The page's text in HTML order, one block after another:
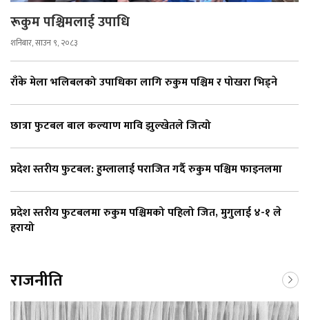
रूकुम पश्चिमलाई उपाधि
शनिबार, साउन ९, २०८३
राँके मेला भलिबलको उपाधिका लागि रुकुम पश्चिम र पोखरा भिड्ने
छात्रा फुटबल बाल कल्याण मावि झुल्खेतले जित्यो
प्रदेश स्तरीय फुटबल: हुम्लालाई पराजित गर्दै रुकुम पश्चिम फाइनलमा
प्रदेश स्तरीय फुटबलमा रुकुम पश्चिमको पहिलो जित, मुगुलाई ४-१ ले
हरायो
राजनीति